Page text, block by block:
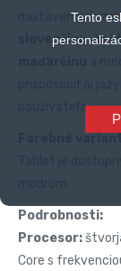
Tento
nastaveniach
slovenčinu,
a
prispôsobiť aj
používateľa.
Farebné
Tablet je
Podrobnosti:
Procesor:
Core s